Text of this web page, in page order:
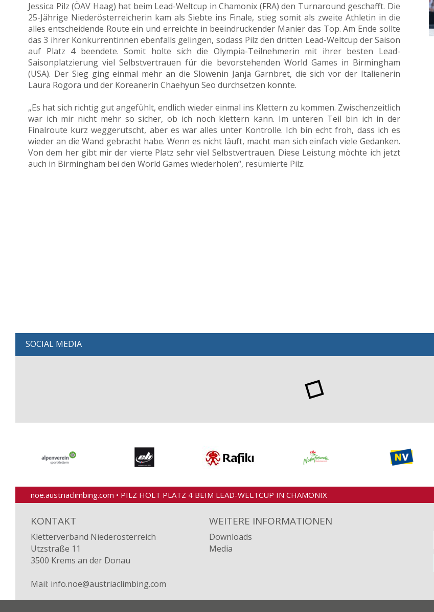
Jessica Pilz (ÖAV Haag) hat beim Lead-Weltcup in Chamonix (FRA) den Turnaround geschafft. Die
25-Jährige Niederösterreicherin kam als Siebte ins Finale, stieg somit als zweite Athletin in die
alles entscheidende Route ein und erreichte in beeindruckender Manier das Top. Am Ende sollte
das 3 ihrer Konkurrentinnen ebenfalls gelingen, sodass Pilz den dritten Lead-Weltcup der Saison
auf Platz 4 beendete. Somit holte sich die Olympia-Teilnehmerin mit ihrer besten Lead-
Saisonplatzierung viel Selbstvertrauen für die bevorstehenden World Games in Birmingham
(USA). Der Sieg ging einmal mehr an die Slowenin Janja Garnbret, die sich vor der Italienerin
Laura Rogora und der Koreanerin Chaehyun Seo durchsetzen konnte.
„Es hat sich richtig gut angefühlt, endlich wieder einmal ins Klettern zu kommen. Zwischenzeitlich
war ich mir nicht mehr so sicher, ob ich noch klettern kann. Im unteren Teil bin ich in der
Finalroute kurz weggerutscht, aber es war alles unter Kontrolle. Ich bin echt froh, dass ich es
wieder an die Wand gebracht habe. Wenn es nicht läuft, macht man sich einfach viele Gedanken.
Von dem her gibt mir der vierte Platz sehr viel Selbstvertrauen. Diese Leistung möchte ich jetzt
auch in Birmingham bei den World Games wiederholen“, resümierte Pilz.
SOCIAL MEDIA
noe.austriaclimbing.com • PILZ HOLT PLATZ 4 BEIM LEAD-WELTCUP IN CHAMONIX
KONTAKT
Kletterverband Niederösterreich
Utzstraße 11
3500 Krems an der Donau
Mail: info.noe@austriaclimbing.com
WEITERE INFORMATIONEN
Downloads
Media